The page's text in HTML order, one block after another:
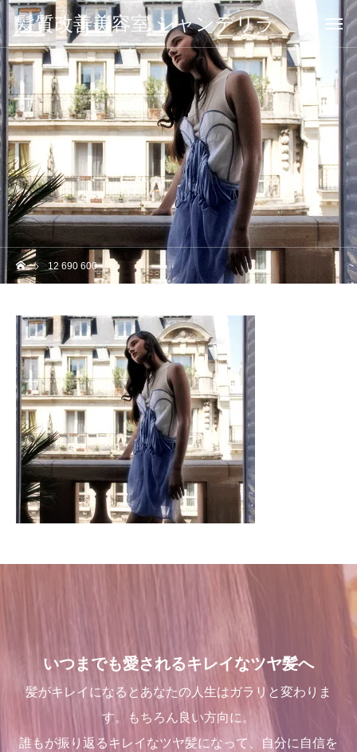
髪質改善美容室 シャンデリラ
12 690 600
いつまでも愛されるキレイなツヤ髪へ
髪がキレイになるとあなたの人生はガラリと変わりま
す。もちろん良い方向に。
誰もが振り返るキレイなツヤ髪になって、自分に自信を